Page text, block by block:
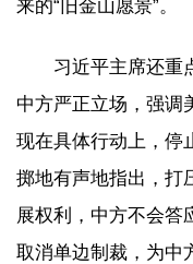
来的“旧金山愿景”。
习近平主席还重
中方严正立场，强调
现在具体行动上，停
掷地有声地指出，打
展权利，中方不会答
取消单边制裁，为中